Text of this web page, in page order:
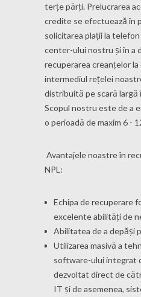
terțe părți. Prelucrarea
credite se efectuează în
solicitarea plații la
center-ului nostru și în a
recuperarea creanțelor la
intermediul rețelei
distribuită pe scară largă
Scopul nostru este de a
o perioadă de maxim 6 -
Avantajele noastre în
NPL:
Echipa de recuperare
excelente abilități de
Abilitatea de a depăși
Utilizarea masivă a
software-ului integrat
dezvoltat direct de
IT și de asemenea,